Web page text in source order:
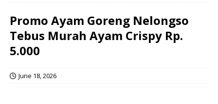
Promo Ayam Goreng Nelongso
Tebus Murah Ayam Crispy Rp.
5.000
June 18, 2026